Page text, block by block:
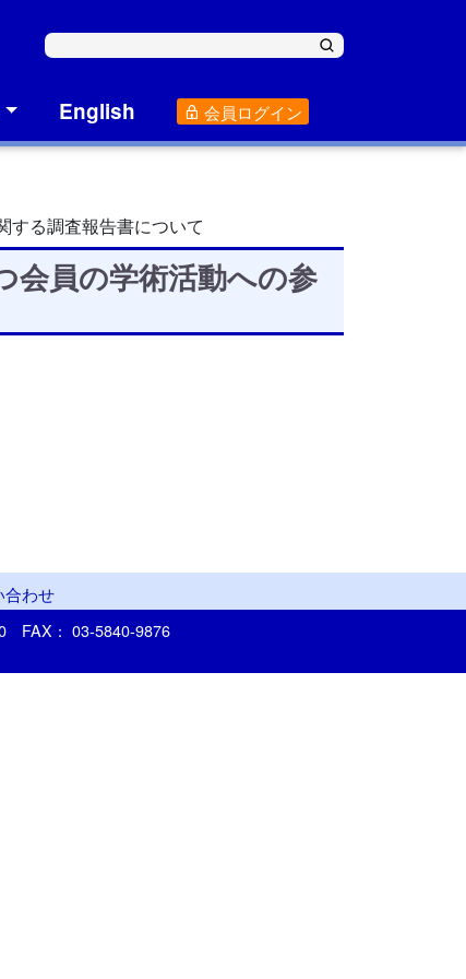
English 会員ログイン
する調査報告書について
会員の学術活動への参
合わせ
FAX： 03-5840-9876